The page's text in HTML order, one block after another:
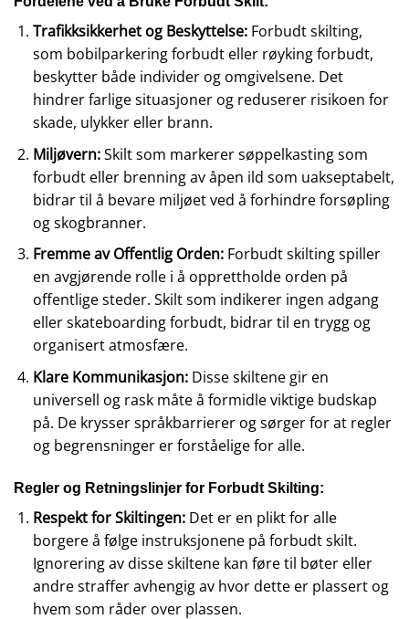
Trafikksikkerhet og Beskyttelse:Forbudt skilting,
som bobilparkering forbudt eller røyking forbudt,
beskytter både individer og omgivelsene. Det
hindrer farlige situasjoner og reduserer risikoen for
skade, ulykker eller brann.
Miljøvern:Skilt som markerer søppelkasting som
forbudt eller brenning av åpen ild som uakseptabelt,
bidrar til å bevare miljøet ved å forhindre forsøpling
og skogbranner.
Fremme av Offentlig Orden:Forbudt skilting spiller
en avgjørende rolle i å opprettholde orden på
offentlige steder. Skilt som indikerer ingen adgang
eller skateboarding forbudt, bidrar til en trygg og
organisert atmosfære.
Klare Kommunikasjon:Disse skiltene gir en
universell og rask måte å formidle viktige budskap
på. De krysser språkbarrierer og sørger for at regler
og begrensninger er forståelige for alle.
Regler og Retningslinjer for Forbudt Skilting:
Respekt for Skiltingen:Det er en plikt for alle
borgere å følge instruksjonene på forbudt skilt.
Ignorering av disse skiltene kan føre til bøter eller
andre straffer avhengig av hvor dette er plassert og
hvem som råder over plassen.